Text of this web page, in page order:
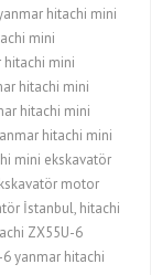
hitachi mini
mini
hitachi mini
hitachi mini
hitachi mini
hitachi mini
mini ekskavatör
motor
İstanbul, hitachi
ZX55U-6
yanmar hitachi